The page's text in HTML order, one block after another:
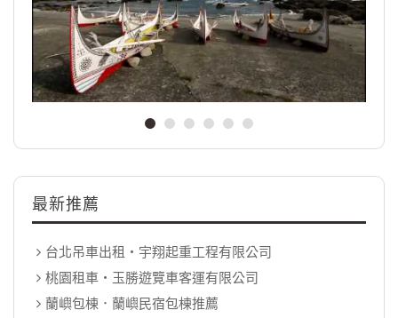
最新推薦
台北吊車出租‧宇翔起重工程有限公司
桃園租車‧玉勝遊覽車客運有限公司
蘭嶼包棟．蘭嶼民宿包棟推薦